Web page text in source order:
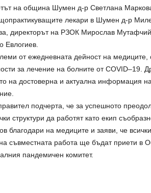
на община Шумен д-р Светлана
лекари в Шумен д-р
директорът на РЗОК Мирослав
Евлогиев.
от ежедневната дейност на медиците,
за лечение на болните от COVID–19.
на достоверна и актуална информация
подчерта, че за успешното
структури да работят като екип
благодари на медиците и заяви, че
съвместната работа ще бъдат приети в
пандемичен комитет.